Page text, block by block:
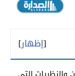
[إظهار]